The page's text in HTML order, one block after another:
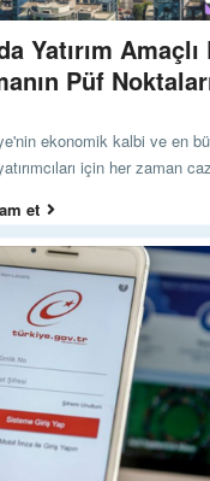
Yatırım
Püf
ekonomik kalbi ve en
için her zaman
et